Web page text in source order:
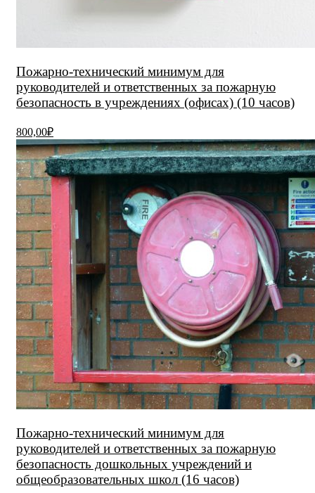
Пожарно-технический минимум для
руководителей и ответственных за пожарную
безопасность в учреждениях (офисах) (10 часов)
800,00₽
Пожарно-технический минимум для
руководителей и ответственных за пожарную
безопасность дошкольных учреждений и
общеобразовательных школ (16 часов)